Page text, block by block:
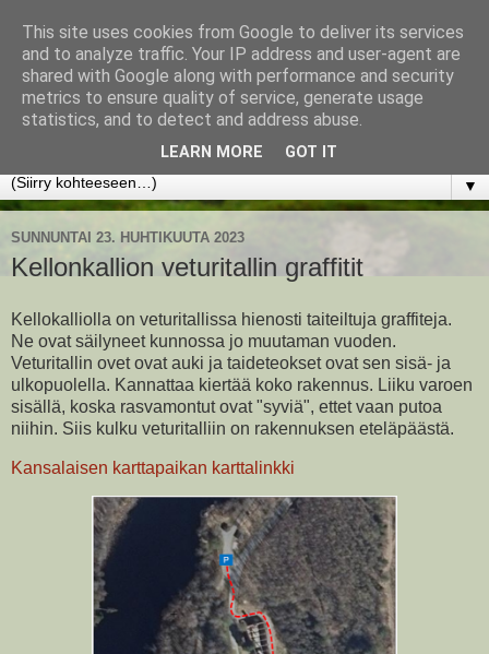
www.jyrkikokko.fi
Uusi Suunta - Jokainen hetki tarjoaa tilaisuuden muuttaa
▼
SUNNUNTAI 23. HUHTIKUUTA 2023
Kellonkallion veturitallin graffitit
Kellokalliolla on veturitallissa hienosti taiteiltuja graffiteja.
Ne ovat säilyneet kunnossa jo muutaman vuoden.
Veturitallin ovet ovat auki ja taideteokset ovat sen sisä- ja
ulkopuolella. Kannattaa kiertää koko rakennus. Liiku varoen
sisällä, koska rasvamontut ovat "syviä", ettet vaan putoa
niihin. Siis kulku veturitalliin on rakennuksen eteläpäästä.
Kansalaisen karttapaikan karttalinkki
This site uses cookies from Google to deliver its services
and to analyze traffic. Your IP address and user-agent are
shared with Google along with performance and security
metrics to ensure quality of service, generate usage
statistics, and to detect and address abuse.
LEARN MORE GOT IT